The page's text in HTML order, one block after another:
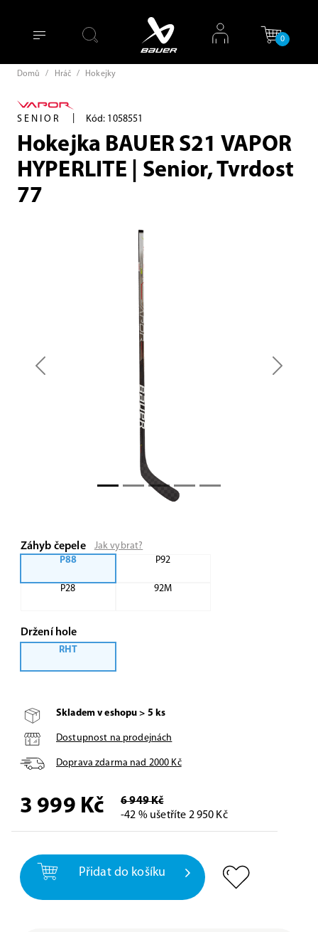
0
Domů / Hráč / Hokejky
SENIOR Kód: 1058551
Hokejka BAUER S21 VAPOR
HYPERLITE | Senior, Tvrdost
77
Previous Next
Záhyb čepele
Jak vybrat?
P88
P92
P28 92M
Držení hole
RHT
Skladem v eshopu > 5 ks
Dostupnost na prodejnách
Doprava zdarma nad 2000 Kč
3 999 Kč
6 949 Kč
-42 % ušetříte 2 950 Kč
Přidat do košíku